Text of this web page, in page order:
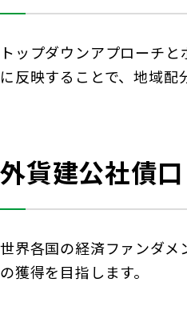
トップダウンアプローチ
に反映することで、地域配
外貨建公社債口
世界各国の経済ファンダ
の獲得を目指します。